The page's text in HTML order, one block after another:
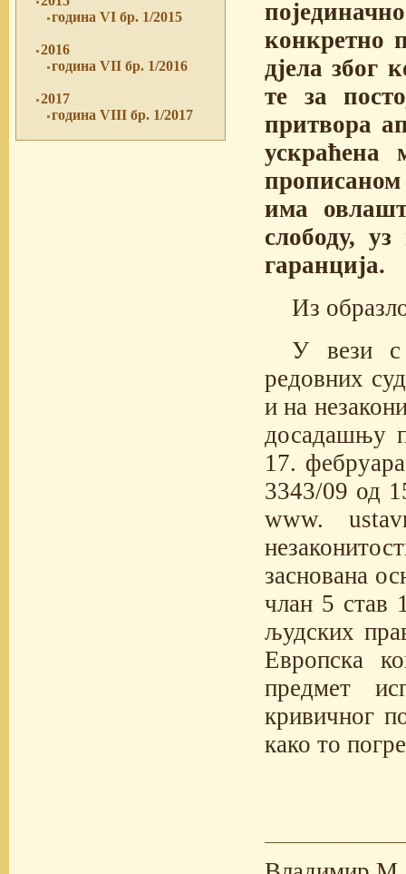
година VI бр. 1/2015
2016
година VII бр. 1/2016
2017
година VIII бр. 1/2017
конкретно
дјела због
те за
притвора
ускраћена
има
слободу,
гаранција.
Из
У вези с
редовних
и на
досадашњу
17.
3343/09 од
www.
заснована
члан 5 став
људских
Европска
предмет
кривичног
како то